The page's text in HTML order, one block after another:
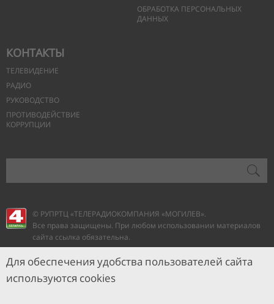
ОБРАБОТКА ПЕРСОНАЛЬНЫХ
ДАННЫХ
КОНТАКТЫ
ТЕЛЕВИДЕНИЕ
РАДИО
РУКОВОДСТВО
ПРОТИВОДЕЙСТВИЕ
КОРРУПЦИИ
© РУПРТЦ «ТЕЛЕРАДИОКОМПАНИЯ «МОГИЛЕВ».
Все права защищены. При любом использовании материалов
сайта ссылка обязательна.
Для обеспечения удобства пользователей сайта
используются cookies